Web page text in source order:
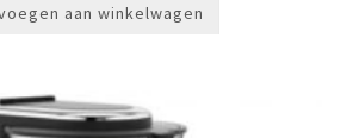
aan winkelwagen